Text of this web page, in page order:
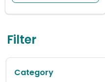
Filter
Category